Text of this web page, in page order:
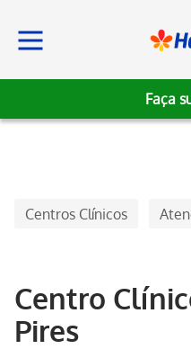
Faça
Centros Clínicos
Centro
Pires